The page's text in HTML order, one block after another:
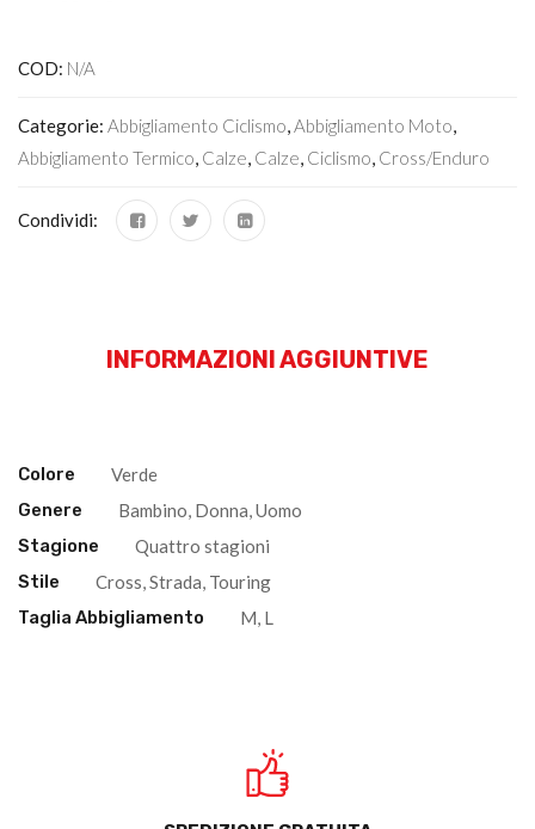
COD: N/A
Categorie: Abbigliamento Ciclismo,Abbigliamento Moto,
Abbigliamento Termico, Calze, Calze, Ciclismo, Cross/Enduro
Condividi:
INFORMAZIONI AGGIUNTIVE
Colore
Verde
Genere
Bambino, Donna, Uomo
Stagione
Quattro stagioni
Stile
Cross, Strada, Touring
Taglia Abbigliamento
M, L